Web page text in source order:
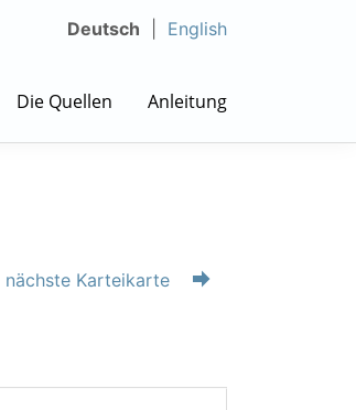
Deutsch English
Die Quellen Anleitung
nächste Karteikarte